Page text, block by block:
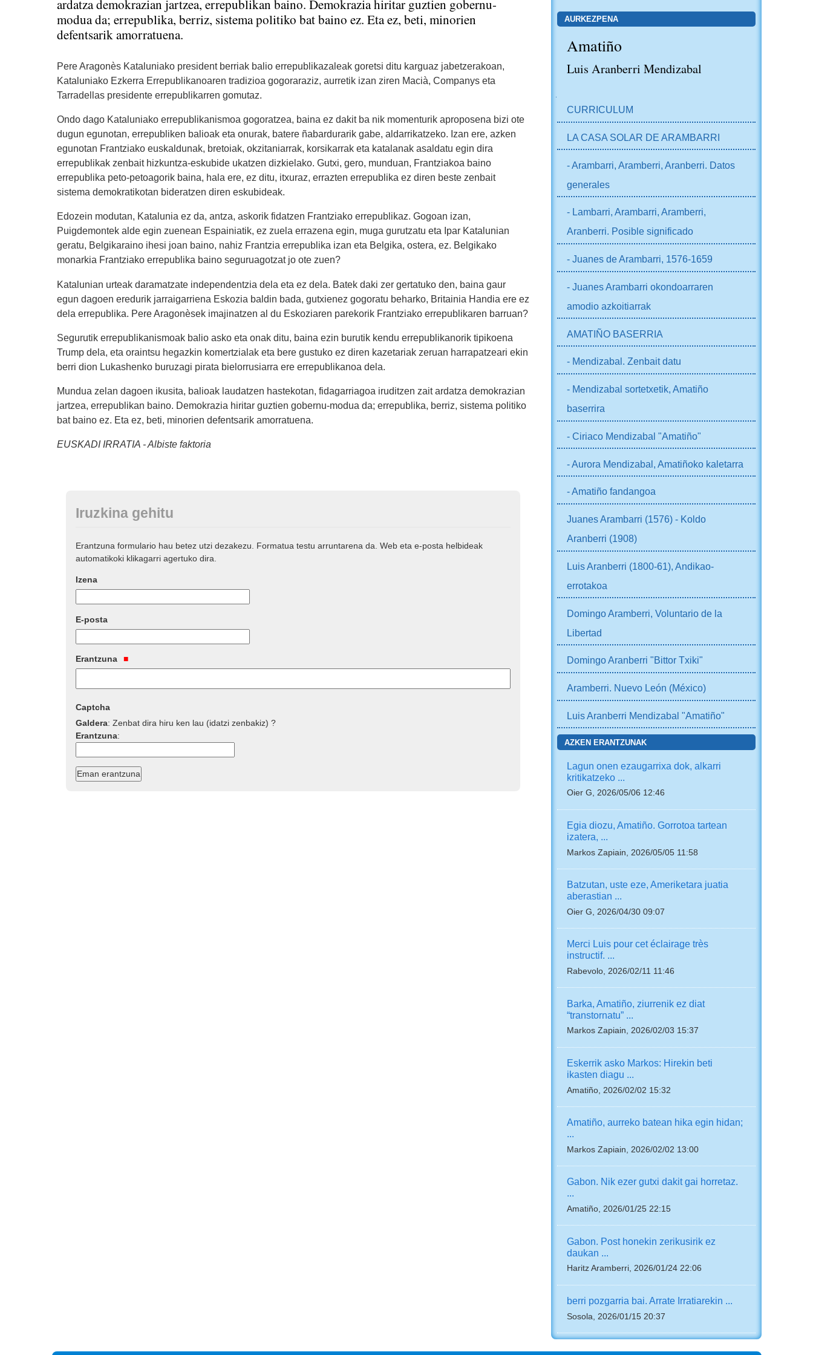
ardatza demokrazian jartzea, errepublikan baino. Demokrazia hiritar guztien gobernu-
modua da; errepublika, berriz, sistema politiko bat baino ez. Eta ez, beti, minorien
defentsarik amorratuena.
Pere Aragonès Kataluniako president berriak balio errepublikazaleak goretsi ditu karguaz jabetzerakoan,
Kataluniako Ezkerra Errepublikanoaren tradizioa gogoraraziz, aurretik izan ziren Macià, Companys eta
Tarradellas presidente errepublikarren gomutaz.
Ondo dago Kataluniako errepublikanismoa gogoratzea, baina ez dakit ba nik momenturik aproposena bizi ote
dugun egunotan, errepubliken balioak eta onurak, batere ñabardurarik gabe, aldarrikatzeko. Izan ere, azken
egunotan Frantziako euskaldunak, bretoiak, okzitaniarrak, korsikarrak eta katalanak asaldatu egin dira
errepublikak zenbait hizkuntza-eskubide ukatzen dizkielako. Gutxi, gero, munduan, Frantziakoa baino
errepublika peto-petoagorik baina, hala ere, ez ditu, itxuraz, errazten errepublika ez diren beste zenbait
sistema demokratikotan bideratzen diren eskubideak.
Edozein modutan, Katalunia ez da, antza, askorik fidatzen Frantziako errepublikaz. Gogoan izan,
Puigdemontek alde egin zuenean Espainiatik, ez zuela errazena egin, muga gurutzatu eta Ipar Katalunian
geratu, Belgikaraino ihesi joan baino, nahiz Frantzia errepublika izan eta Belgika, ostera, ez. Belgikako
monarkia Frantziako errepublika baino seguruagotzat jo ote zuen?
Katalunian urteak daramatzate independentzia dela eta ez dela. Batek daki zer gertatuko den, baina gaur
egun dagoen eredurik jarraigarriena Eskozia baldin bada, gutxienez gogoratu beharko, Britainia Handia ere ez
dela errepublika. Pere Aragonèsek imajinatzen al du Eskoziaren parekorik Frantziako errepublikaren barruan?
Segurutik errepublikanismoak balio asko eta onak ditu, baina ezin burutik kendu errepublikanorik tipikoena
Trump dela, eta oraintsu hegazkin komertzialak eta bere gustuko ez diren kazetariak zeruan harrapatzeari ekin
berri dion Lukashenko buruzagi pirata bielorrusiarra ere errepublikanoa dela.
Mundua zelan dagoen ikusita, balioak laudatzen hastekotan, fidagarriagoa iruditzen zait ardatza demokrazian
jartzea, errepublikan baino. Demokrazia hiritar guztien gobernu-modua da; errepublika, berriz, sistema politiko
bat baino ez. Eta ez, beti, minorien defentsarik amorratuena.
EUSKADI IRRATIA - Albiste faktoria
Iruzkina gehitu
Erantzuna formulario hau betez utzi dezakezu. Formatua testu arruntarena da. Web eta e-posta helbideak
automatikoki klikagarri agertuko dira.
Izena
E-posta
Erantzuna
Captcha
Galdera:Zenbat dira hiru ken lau (idatzi zenbakiz) ?
Erantzuna:
AURKEZPENA
Amatiño
Luis Aranberri Mendizabal
CURRICULUM
LA CASA SOLAR DE ARAMBARRI
- Arambarri, Aramberri, Aranberri. Datos
generales
- Lambarri, Arambarri, Aramberri,
Aranberri. Posible significado
- Juanes de Arambarri, 1576-1659
- Juanes Arambarri okondoarraren
amodio azkoitiarrak
AMATIÑO BASERRIA
- Mendizabal. Zenbait datu
- Mendizabal sortetxetik, Amatiño
baserrira
- Ciriaco Mendizabal "Amatiño"
- Aurora Mendizabal, Amatiñoko kaletarra
- Amatiño fandangoa
Juanes Arambarri (1576) - Koldo
Aranberri (1908)
Luis Aranberri (1800-61), Andikao-
errotakoa
Domingo Aramberri, Voluntario de la
Libertad
Domingo Aranberri "Bittor Txiki"
Aramberri. Nuevo León (México)
Luis Aranberri Mendizabal "Amatiño"
AZKEN ERANTZUNAK
Lagun onen ezaugarrixa dok, alkarri
kritikatzeko ...
Oier G, 2026/05/06 12:46
Egia diozu, Amatiño. Gorrotoa tartean
izatera, ...
Markos Zapiain, 2026/05/05 11:58
Batzutan, uste eze, Ameriketara juatia
aberastian ...
Oier G, 2026/04/30 09:07
Merci Luis pour cet éclairage très
instructif. ...
Rabevolo, 2026/02/11 11:46
Barka, Amatiño, ziurrenik ez diat
“transtornatu” ...
Markos Zapiain, 2026/02/03 15:37
Eskerrik asko Markos: Hirekin beti
ikasten diagu ...
Amatiño, 2026/02/02 15:32
Amatiño, aurreko batean hika egin hidan;
...
Markos Zapiain, 2026/02/02 13:00
Gabon. Nik ezer gutxi dakit gai horretaz.
...
Amatiño, 2026/01/25 22:15
Gabon. Post honekin zerikusirik ez
daukan ...
Haritz Aramberri, 2026/01/24 22:06
berri pozgarria bai. Arrate Irratiarekin ...
Sosola, 2026/01/15 20:37